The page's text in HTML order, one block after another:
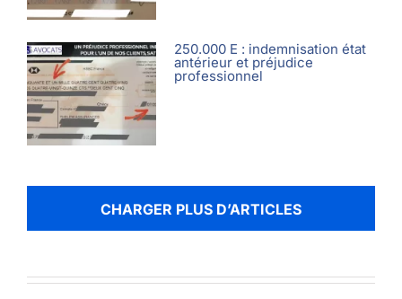
250.000 E : indemnisation état
antérieur et préjudice
professionnel
CHARGER PLUS D’ARTICLES